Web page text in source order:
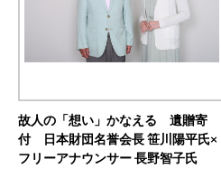
故人の「想い」かなえる 遺贈寄
付 日本財団名誉会長 笹川陽平氏×
フリーアナウンサー 長野智子氏